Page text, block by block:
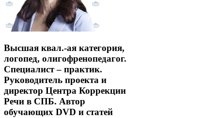
Высшая квал.-ая категория,
логопед, олигофренопедагог.
Специалист – практик.
Руководитель проекта и
директор Центра Коррекции
Речи в СПБ. Автор
обучающих DVD и статей